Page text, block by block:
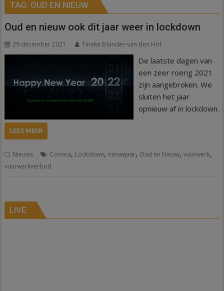
TAG: OUD EN NIEUW
Oud en nieuw ook dit jaar weer in lockdown
29 december 2021 Tineke Eilander-van den Hof
De laatste dagen van
een zeer roerig 2021
zijn aangebroken. We
sluiten het jaar
opnieuw af in lockdown.
LEES MEER
Nieuws Corona, Lockdown, nieuwjaar, Oud en Nieuw,vuurwerk,
vuurwerkverbod
LIVE